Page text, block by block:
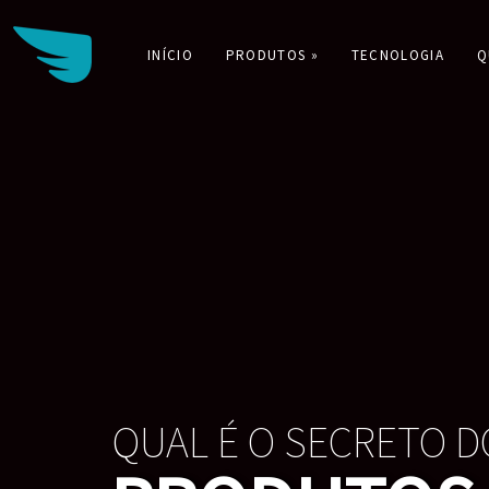
INÍCIO
PRODUTOS » TECNOLOGIA